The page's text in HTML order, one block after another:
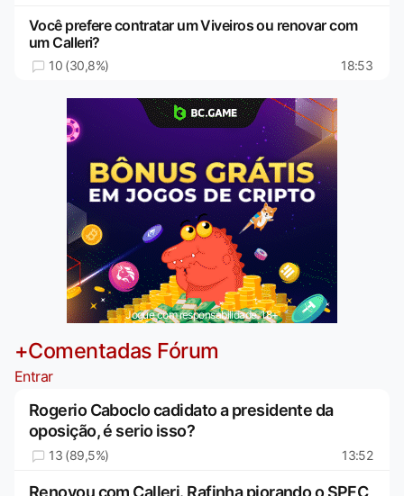
Você prefere contratar um Viveiros ou renovar com
um Calleri?
10 (30,8%) 18:53
Jogue com responsabilidade. 18+
+Comentadas Fórum
Entrar
Rogerio Caboclo cadidato a presidente da
oposição, é serio isso?
13 (89,5%) 13:52
Renovou com Calleri. Rafinha piorando o SPFC